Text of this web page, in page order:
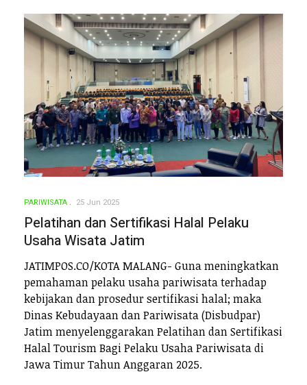
PARIWISATA 25 Jun 2025
Pelatihan dan Sertifikasi Halal Pelaku
Usaha Wisata Jatim
JATIMPOS.CO/KOTA MALANG- Guna meningkatkan
pemahaman pelaku usaha pariwisata terhadap
kebijakan dan prosedur sertifikasi halal; maka
Dinas Kebudayaan dan Pariwisata (Disbudpar)
Jatim menyelenggarakan Pelatihan dan Sertifikasi
Halal Tourism Bagi Pelaku Usaha Pariwisata di
Jawa Timur Tahun Anggaran 2025.